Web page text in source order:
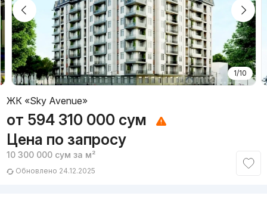
1/10
ЖК «Sky Avenue»
от 594 310 000 сум
Цена по запросу
10 300 000 сум за м²
Обновлено 24.12.2025